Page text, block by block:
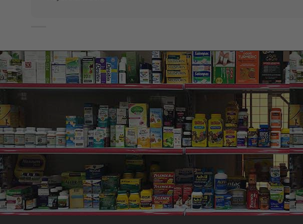
mang đến hiệu quả bất ngờ.
Eldas này đang rất hot, bí quyết làm đẹp của mọi cô gái.